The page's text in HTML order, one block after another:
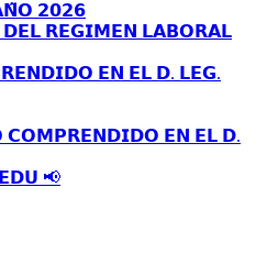
𝟮𝟬𝟮𝟲
𝗥𝗘𝗚𝗜𝗠𝗘𝗡 𝗟𝗔𝗕𝗢𝗥𝗔𝗟
𝗘𝗡 𝗘𝗟 𝗗. 𝗟𝗘𝗚.
𝗖𝗢𝗠𝗣𝗥𝗘𝗡𝗗𝗜𝗗𝗢 𝗘𝗡 𝗘𝗟 𝗗.
📢